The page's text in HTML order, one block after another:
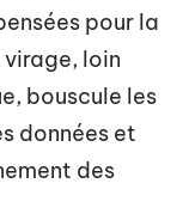
pour la
loin
bouscule les
données et
des